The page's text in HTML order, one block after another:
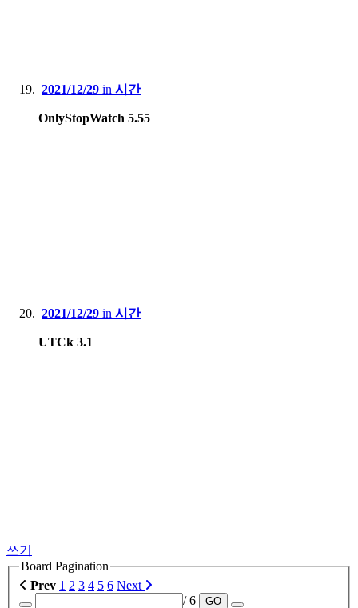
2021/12/29 in 시간
OnlyStopWatch 5.55
2021/12/29 in 시간
UTCk 3.1
쓰기
Board Pagination
Prev 1 2 3 4 5 6 Next
/ 6
GO